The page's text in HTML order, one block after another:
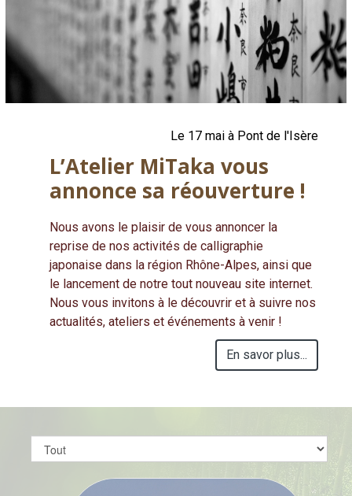
Le 17 mai à Pont de l'Isère
L’Atelier MiTaka vous
annonce sa réouverture !
Nous avons le plaisir de vous annoncer la
reprise de nos activités de calligraphie
japonaise dans la région Rhône-Alpes, ainsi que
le lancement de notre tout nouveau site internet.
Nous vous invitons à le découvrir et à suivre nos
actualités, ateliers et événements à venir !
En savor plus...